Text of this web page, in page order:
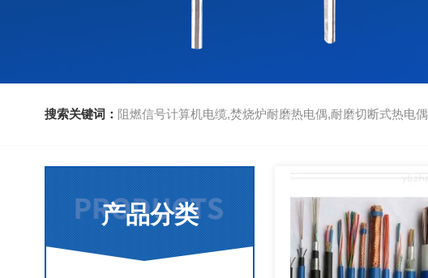
搜索关键词： 阻燃信号计算机电缆,焚烧炉耐磨热电偶,耐磨切断式热电偶
产品分类